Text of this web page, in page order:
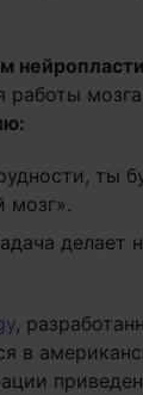
мозга
ты
мозг».
делает
,
в